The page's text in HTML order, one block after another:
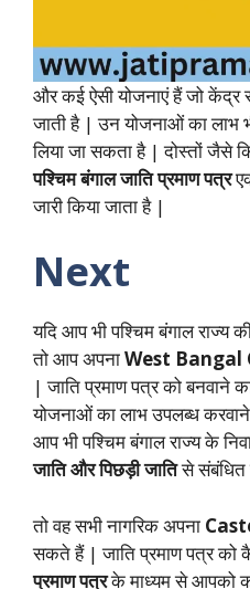
और कई ऐसी योजनाएं हैं जो केंद्र
जाती है | उन योजनाओं का लाभ
लिया जा सकता है | दोस्तों जैसे
पश्चिम बंगाल जाति प्रमाण पत्र
जारी किया जाता है |
Next
यदि आप भी पश्चिम बंगाल राज्य
तो आप अपनाWest
| जाति प्रमाण पत्र को बनवाने
योजनाओं का लाभ उपलब्ध
आप भी पश्चिम बंगाल राज्य के
जाति और पिछड़ी जातिसे संबंधित
तो वह सभी नागरिक अपना
सकते हैं | जाति प्रमाण पत्र को
प्रमाण पत्रके माध्यम से आपको